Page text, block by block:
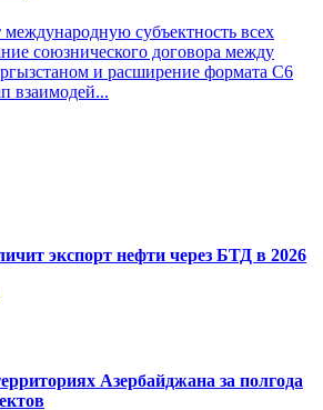
субъектность всех
союзнического договора между
и расширение формата С6
взаимодей...
экспорт нефти через БТД в 2026
Азербайджана за полгода